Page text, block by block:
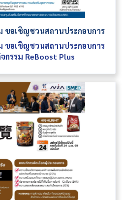
ขอเชิญชวนสถานประกอบการ
ขอเชิญชวนสถานประกอบการ
กรรม ReBoost Plus